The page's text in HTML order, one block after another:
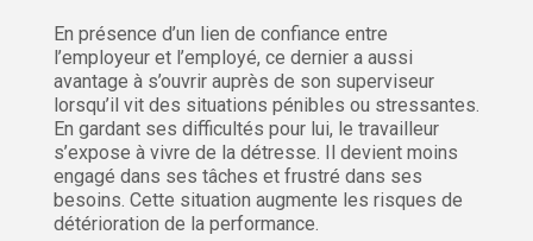
En présence d’un lien de confiance entre
l’employeur et l’employé, ce dernier a aussi
avantage à s’ouvrir auprès de son superviseur
lorsqu’il vit des situations pénibles ou stressantes.
En gardant ses difficultés pour lui, le travailleur
s’expose à vivre de la détresse. Il devient moins
engagé dans ses tâches et frustré dans ses
besoins. Cette situation augmente les risques de
détérioration de la performance.